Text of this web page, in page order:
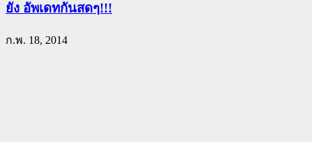
ยัง อัพเดทกันสดๆ!!!
ก.พ. 18, 2014